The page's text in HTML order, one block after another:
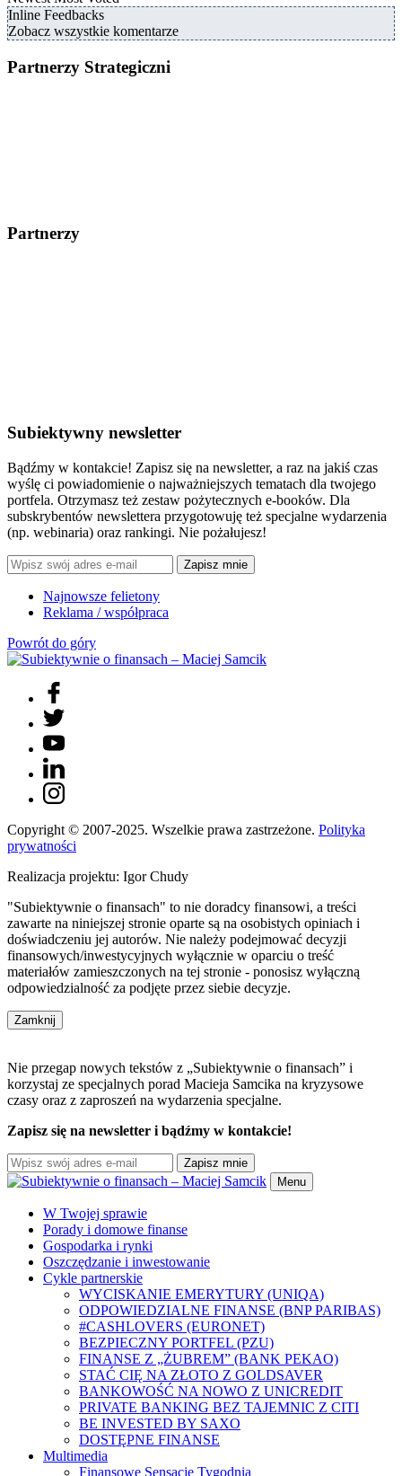
Inline Feedbacks
Zobacz wszystkie komentarze
Partnerzy Strategiczni
Partnerzy
Subiektywny newsletter
Bądźmy w kontakcie! Zapisz się na newsletter, a raz na jakiś czas
wyślę ci powiadomienie o najważniejszych tematach dla twojego
portfela. Otrzymasz też zestaw pożytecznych e-booków. Dla
subskrybentów newslettera przygotowuję też specjalne wydarzenia
(np. webinaria) oraz rankingi. Nie pożałujesz!
Zapisz mnie
Najnowsze felietony
Reklama / współpraca
Powrót do góry
Copyright © 2007-2025. Wszelkie prawa zastrzeżone. Polityka
prywatności
Realizacja projektu: Igor Chudy
"Subiektywnie o finansach" to nie doradcy finansowi, a treści
zawarte na niniejszej stronie oparte są na osobistych opiniach i
doświadczeniu jej autorów. Nie należy podejmować decyzji
finansowych/inwestycyjnych wyłącznie w oparciu o treść
materiałów zamieszczonych na tej stronie - ponosisz wyłączną
odpowiedzialność za podjęte przez siebie decyzje.
Zamknij
Nie przegap nowych tekstów z „Subiektywnie o finansach” i
korzystaj ze specjalnych porad Macieja Samcika na kryzysowe
czasy oraz z zaproszeń na wydarzenia specjalne.
Zapisz się na newsletter i bądźmy w kontakcie!
Zapisz mnie
Menu
W Twojej sprawie
Porady i domowe finanse
Gospodarka i rynki
Oszczędzanie i inwestowanie
Cykle partnerskie
WYCISKANIE EMERYTURY (UNIQA)
ODPOWIEDZIALNE FINANSE (BNP PARIBAS)
#CASHLOVERS (EURONET)
BEZPIECZNY PORTFEL (PZU)
FINANSE Z „ŻUBREM” (BANK PEKAO)
STAĆ CIĘ NA ZŁOTO Z GOLDSAVER
BANKOWOŚĆ NA NOWO Z UNICREDIT
PRIVATE BANKING BEZ TAJEMNIC Z CITI
BE INVESTED BY SAXO
DOSTĘPNE FINANSE
Multimedia
Finansowe Sensacje Tygodnia